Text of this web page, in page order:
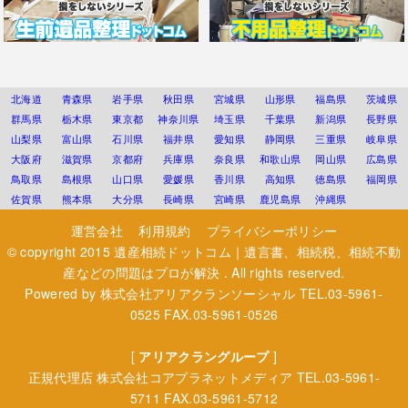
北海道 青森県 岩手県 秋田県 宮城県 山形県 福島県
茨城県
群馬県
栃木県 東京都 神奈川県 埼玉県 千葉県 新潟県
長野県
山梨県
富山県 石川県 福井県 愛知県 静岡県 三重県
岐阜県
大阪府
滋賀県 京都府 兵庫県 奈良県 和歌山県 岡山県
広島県
鳥取県
島根県 山口県 愛媛県 香川県 高知県 徳島県
福岡県
佐賀県
熊本県 大分県 長崎県 宮崎県 鹿児島県 沖縄県
運営会社 利用規約
プライバシーポリシー
© copyright 2015遺産相続ドットコム｜遺言書、相続税、相続不動
産などの問題はプロが解決 . All rights reserved.
Powered by 株式会社アリアクランソーシャル TEL.03-5961-
0525 FAX.03-5961-0526
[ アリアクラングループ]
正規代理店株式会社コアプラネットメディア TEL.03-5961-
5711 FAX.03-5961-5712